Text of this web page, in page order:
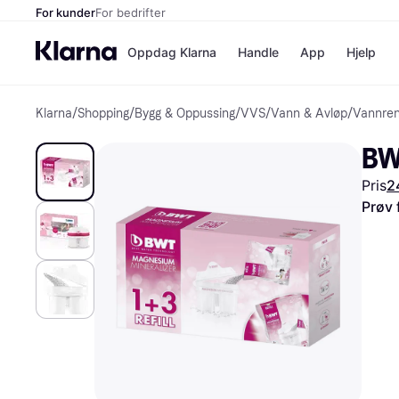
For kunderFor bedrifter
Oppdag Klarna
Betal nå
Betal i 3 deler
Betal innen
Finansiering
Vipps
Handle
Butikker
App Hjelp
Klarna/Shopping/Bygg & Oppussing/VVS/Vann & Avløp/
Pris
Prøv